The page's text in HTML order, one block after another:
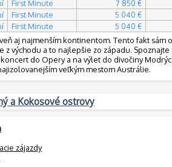
First Minute 7 850 €
First Minute 5 040 €
First Minute 5 040 €
aj najmenším kontinentom. Tento fakt sám
z východu a to najlepšie zo západu.
do Opery a na výlet do divočiny
veľkým mestom Austrálie.
a Kokosové ostrovy
zájazdy